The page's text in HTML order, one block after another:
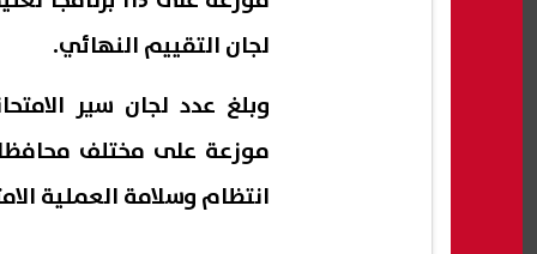
لجان التقييم النهائي.
موزعة على مختلف
انتظام وسلامة العملية